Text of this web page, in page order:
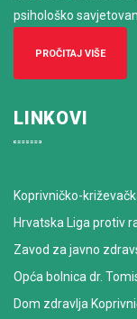
psihološko
PROČITAJ VIŠE
LINKOVI
Koprivničko-
Hrvatska Liga protiv
Zavod za javno
Opća bolnica dr.
Dom zdravlja